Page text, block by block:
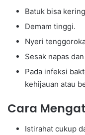
Batuk bisa
Demam tinggi.
Nyeri
Sesak napas
Pada infeksi
kehijauan atau
Cara
Istirahat cukup